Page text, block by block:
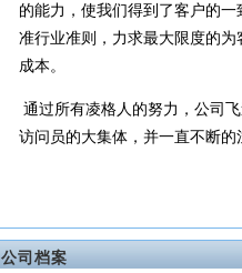
的能力，使我们得到了客户的
准行业准则，力求最大限度的
成本。
通过所有凌格人的努力，公司
访问员的大集体，并一直不断的
公司档案